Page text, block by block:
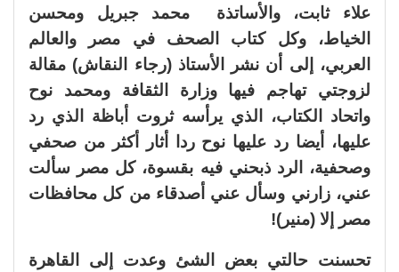
علاء ثابت، والأساتذة محمد جبريل ومحسن
الخياط، وكل كتاب الصحف في مصر والعالم
العربي، إلى أن نشر الأستاذ (رجاء النقاش) مقالة
لزوجتي تهاجم فيها وزارة الثقافة ومحمد نوح
واتحاد الكتاب، الذي يرأسه ثروت أباظة الذي رد
عليها، أيضا رد عليها نوح ردا أثار أكثر من صحفي
وصحفية، الرد ذبحني فيه بقسوة، كل مصر سألت
عني، زارني وسأل عني أصدقاء من كل محافظات
مصر إلا (منير)!
تحسنت حالتي بعض الشئ وعدت إلى القاهرة